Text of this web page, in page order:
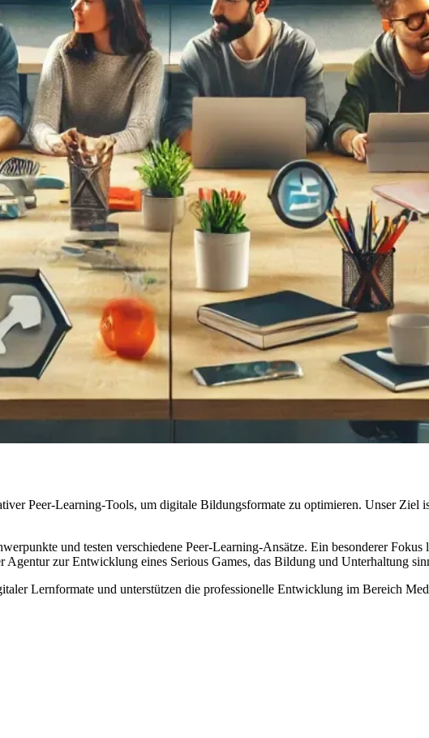
Peer-Lear­ning-Tools, um di­gi­ta­le Bil­dungs­for­ma­te zu op­ti­mie­ren. Un­ser Ziel
und tes­ten ver­schie­de­ne Peer-Lear­ning-An­sät­ze. Ein be­son­de­rer
zur Ent­wick­lung ei­nes Se­rious Games, das Bil­dung und Un­ter­hal­tung
Lern­for­ma­te und un­ter­stüt­zen die pro­fes­sio­nel­le Ent­wick­lung im Be­reich